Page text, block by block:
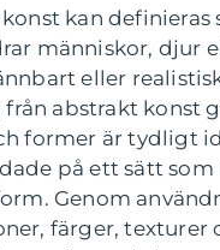
kan definieras
människor, djur
eller
från abstrakt konst
former är tydligt
på ett sätt som
Genom
färger, texturer